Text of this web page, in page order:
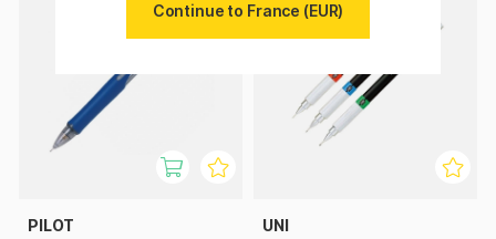
PILOT UNI
Continue to France (EUR)